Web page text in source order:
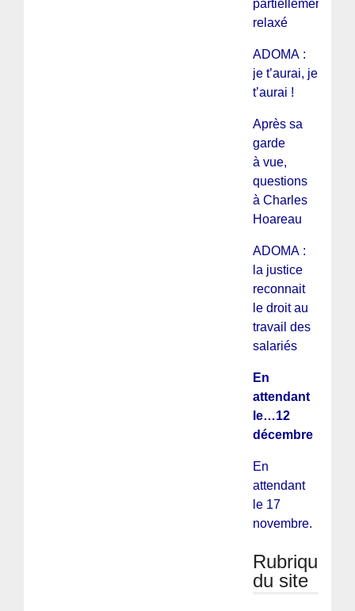
partiellement
relaxé
ADOMA :
je t’aurai, je
t’aurai !
Après sa
garde
à vue,
questions
à Charles
Hoareau
ADOMA :
la justice
reconnait
le droit au
travail des
salariés
En
attendant
le…12
décembre
En
attendant
le 17
novembre.
Rubriques
du site